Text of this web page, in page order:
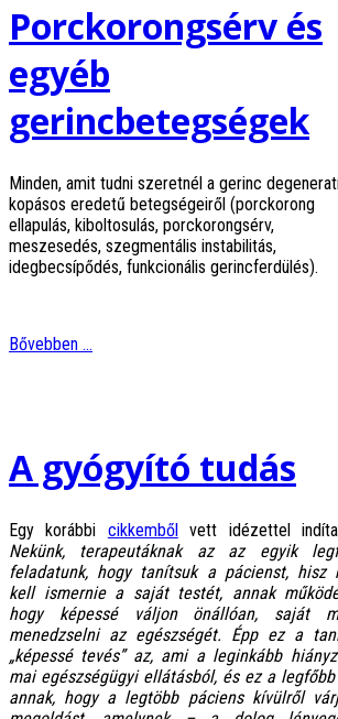
Porckorongsérv és
egyéb
gerincbetegségek
Minden, amit tudni szeretnél a gerinc
kopásos eredetű betegségeiről (porckorong
ellapulás, kiboltosulás, porckorongsérv,
meszesedés, szegmentális instabilitás,
idegbecsípődés, funkcionális gerincferdülés).
Bővebben ...
A gyógyító tudás
Egy korábbi cikkemből
vett idézettel
Nekünk, terapeutáknak az az egyik
feladatunk, hogy tanítsuk a pácienst, hisz
kell ismernie a saját testét, annak
hogy képessé váljon önállóan, saját
menedzselni az egészségét. Épp ez a
„képessé tevés” az, ami a leginkább
mai egészségügyi ellátásból, és ez a
annak, hogy a legtöbb páciens kívülről